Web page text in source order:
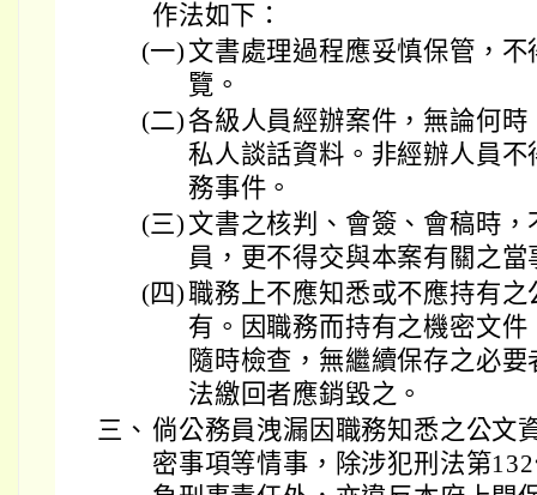
作法如下：
(一) 文書處理過程應妥慎保管，
覽。
(二)各級人員經辦案件，無論何
私人談話資料。非經辦人員
務事件。
(三) 文書之核判、會簽、會稿時
員，更不得交與本案有關之當
(四)職務上不應知悉或不應持有
有。因職務而持有之機密文
隨時檢查，無繼續保存之必
法繳回者應銷毀之。
三、 倘公務員洩漏因職務知悉之公文
密事項等情事，除涉犯刑法第